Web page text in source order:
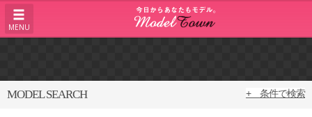
MENU
MODEL SEARCH + 条件で検索